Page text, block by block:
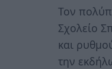
Τον
Σχολείο
και
την